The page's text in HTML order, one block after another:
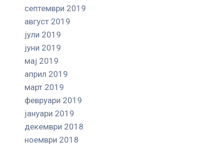
септември 2019
август 2019
јули 2019
јуни 2019
мај 2019
април 2019
март 2019
февруари 2019
јануари 2019
декември 2018
ноември 2018